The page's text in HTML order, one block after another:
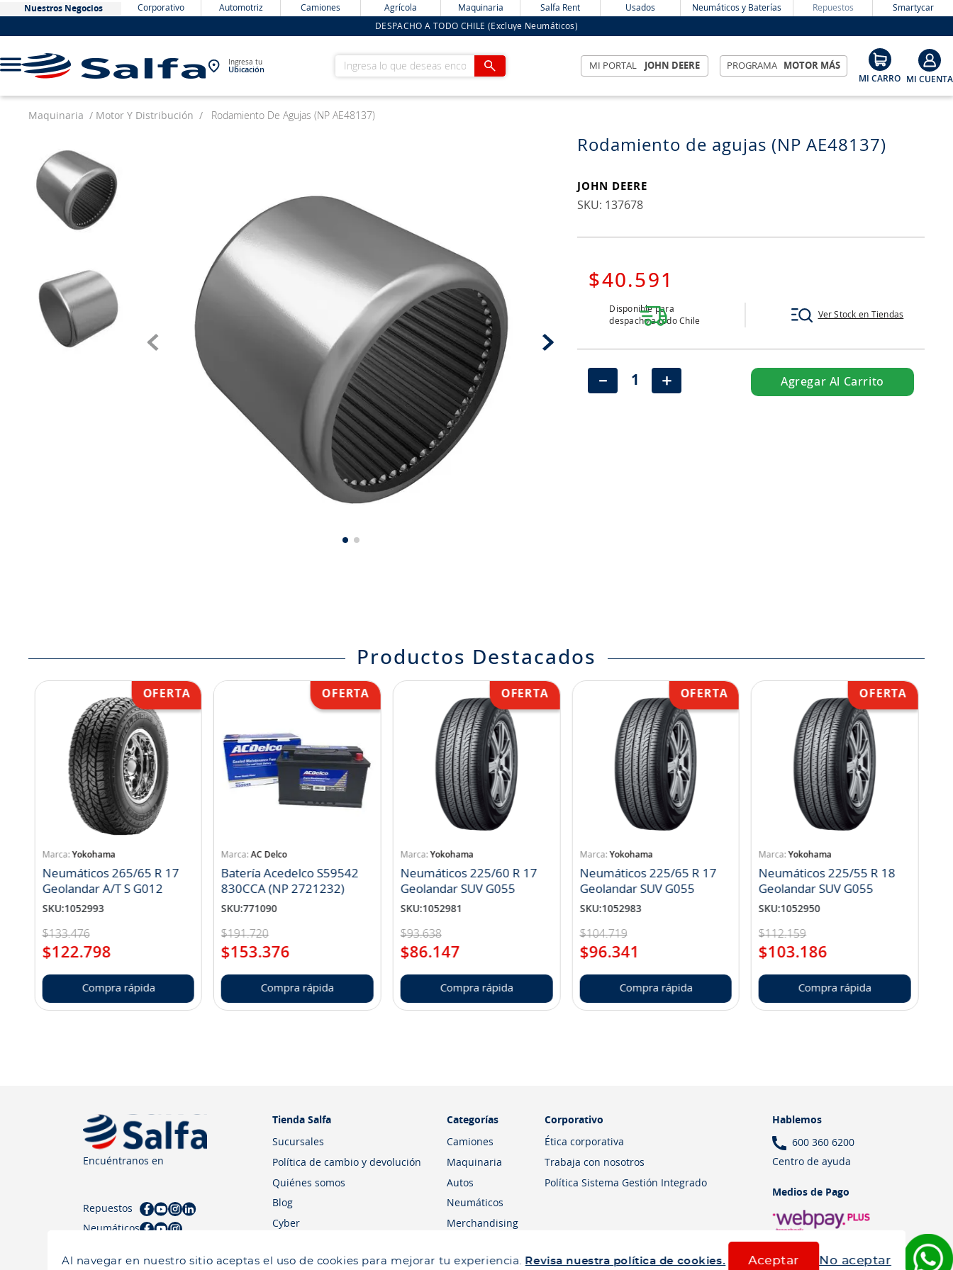
Nuestros Negocios Corporativo Automotriz Camiones Agrícola Maquinaria Salfa Rent Usados Neumáticos y Baterías Repuestos Smartycar
DESPACHO A TODO CHILE (Excluye Neumáticos)
Ingresa tu
Ubicación
Ingresa lo que deseas encontrar MI PORTAL JOHN DEERE PROGRAMA MOTOR MÁS
Al navegar en nuestro sitio aceptas el uso de cookies para mejorar tu experiencia. Revisa nuestra política de cookies. Aceptar No aceptar
Maquinaria Motor Y Distribución Rodamiento De Agujas (NP AE48137)
Rodamiento de agujas (NP AE48137)
JOHN DEERE
: 137678
$40.591
Disponible para
despacho a todo Chile
Ver Stock en Tiendas
＋
－ Agregar Al Carrito
Productos Destacados
Yokohama
Neumáticos 265/65 R 17
Geolandar A/T S G012
SKU:1052993
$133.476
$122.798
Compra rápida
AC Delco
Batería Acedelco S59542
830CCA (NP 2721232)
SKU:771090
$191.720
$153.376
Compra rápida
Yokohama
Neumáticos 225/60 R 17
Geolandar SUV G055
SKU:1052981
$93.638
$86.147
Compra rápida
Yokohama
Neumáticos 225/65 R 17
Geolandar SUV G055
SKU:1052983
$104.719
$96.341
Compra rápida
Yokohama
Neumáticos 225/55 R 18
Geolandar SUV G055
SKU:1052950
$112.159
$103.186
Compra rápida
Encuéntranos en
Repuestos
Neumáticos
Tienda Salfa
Sucursales
Política de cambio y devolución
Quiénes somos
Blog
Cyber
Categorías
Camiones
Maquinaria
Autos
Neumáticos
Merchandising
Corporativo
Ética corporativa
Trabaja con nosotros
Política Sistema Gestión Integrado
Hablemos
600 360 6200
Centro de ayuda
Medios de Pago
.
bateria
2.
neumáticos
3.
westlake
yokohama
6.
jockey
chevrolet
8.
john deere